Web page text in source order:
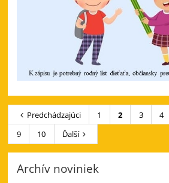
Predchádzajúci 1 2 3 4
9
10 Ďalší
Archív noviniek